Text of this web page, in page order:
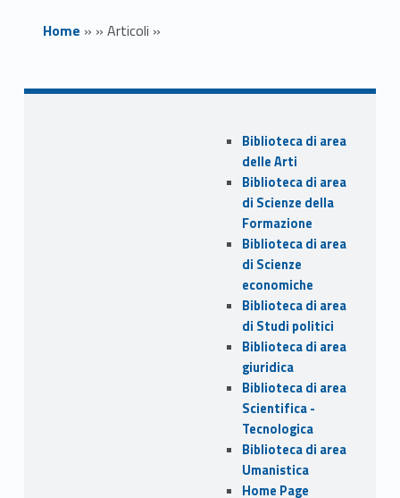
Home » » Articoli »
Bibliotecario di Ateneo, dal Museo
Biblioteca di area
delle Arti
Biblioteca di area
di Scienze della
Formazione
Biblioteca di area
di Scienze
economiche
Biblioteca di area
di Studi politici
Biblioteca di area
giuridica
Biblioteca di area
Scientifica -
Tecnologica
Biblioteca di area
Umanistica
Home Page